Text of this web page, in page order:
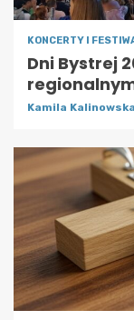
KONCERTY I
Dni Bystrej
Kamila Kalinowska